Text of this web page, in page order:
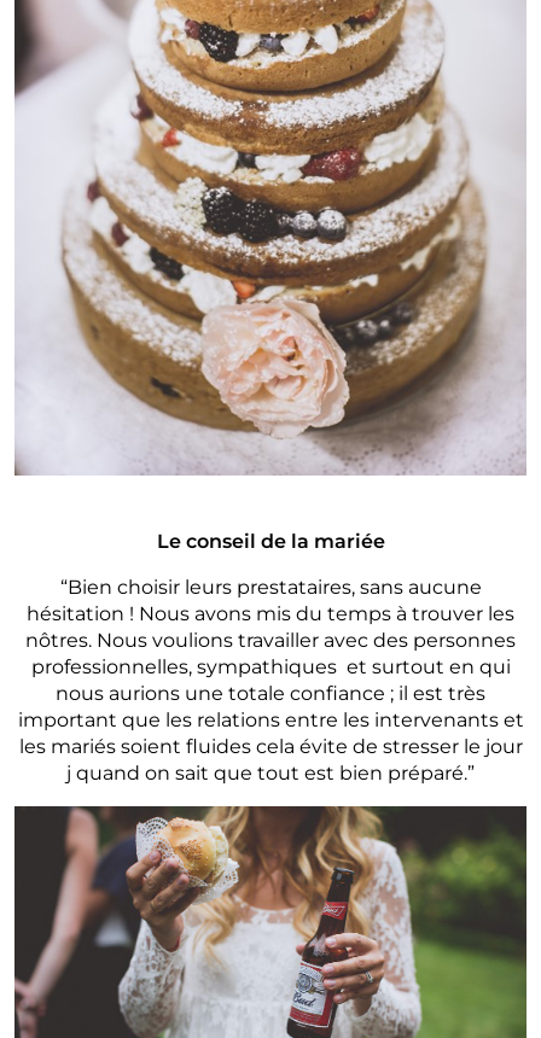
Le conseil de la mariée
“Bien choisir leurs prestataires, sans aucune
hésitation ! Nous avons mis du temps à trouver les
nôtres. Nous voulions travailler avec des personnes
professionnelles, sympathiques et surtout en qui
nous aurions une totale confiance ; il est très
important que les relations entre les intervenants et
les mariés soient fluides cela évite de stresser le jour
j quand on sait que tout est bien préparé.”